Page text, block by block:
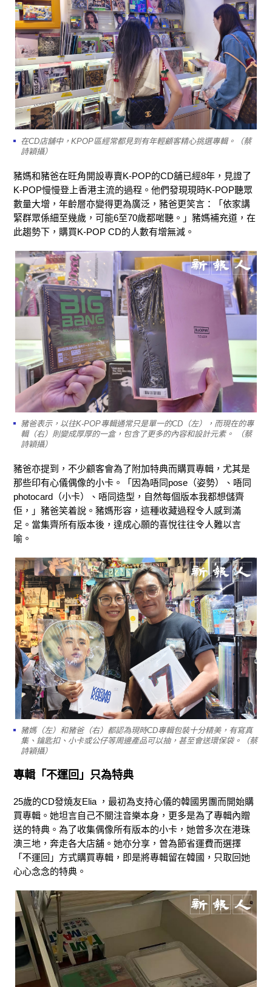
在CD店舖中，KPOP區經常都見到有年輕顧客精心挑選專輯。（蔡
詩穎攝）
豬媽和豬爸在旺角開設專賣K-POP的CD舖已經8年，見證了
K-POP慢慢登上香港主流的過程。他們發現現時K-POP聽眾
數量大增，年齡層亦變得更為廣泛，豬爸更笑言：「依家講
緊群眾係細至幾歲，可能6至70歲都啱聽。」豬媽補充道，在
此趨勢下，購買K-POP CD的人數有增無減。
豬爸表示，以往K-POP專輯通常只是單一的CD（左），而現在的專
輯（右）則變成厚厚的一盒，包含了更多的內容和設計元素。 （蔡
詩穎攝）
豬爸亦提到，不少顧客會為了附加特典而購買專輯，尤其是
那些印有心儀偶像的小卡。「因為唔同pose（姿勢）、唔同
photocard（小卡）、唔同造型，自然每個版本我都想儲齊
佢，」豬爸笑着說。豬媽形容，這種收藏過程令人感到滿
足。當集齊所有版本後，達成心願的喜悅往往令人難以言
喻。
豬媽（左）和豬爸（右）都認為現時CD專輯包裝十分精美，有寫真
集、鑰匙扣、小卡或公仔等周邊產品可以抽，甚至會送環保袋。（蔡
詩穎攝）
專輯「不運回」只為特典
25歲的CD發燒友Elia ，最初為支持心儀的韓國男團而開始購
買專輯。她坦言自己不關注音樂本身，更多是為了專輯內贈
送的特典。為了收集偶像所有版本的小卡，她曾多次在港珠
澳三地，奔走各大店舖。她亦分享，曾為節省運費而選擇
「不運回」方式購買專輯，即是將專輯留在韓國，只取回她
心心念念的特典。